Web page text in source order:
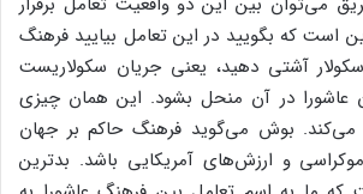
است که بگویید در این تعامل بیایید فرهنگ
آشتی دهید، یعنی جریان سکولاریست
عاشورا در آن منحل بشود. این همان چیزی
بوش می‌گوید فرهنگ حاکم بر جهان
و ارزش‌های آمریکایی باشد. بدترین